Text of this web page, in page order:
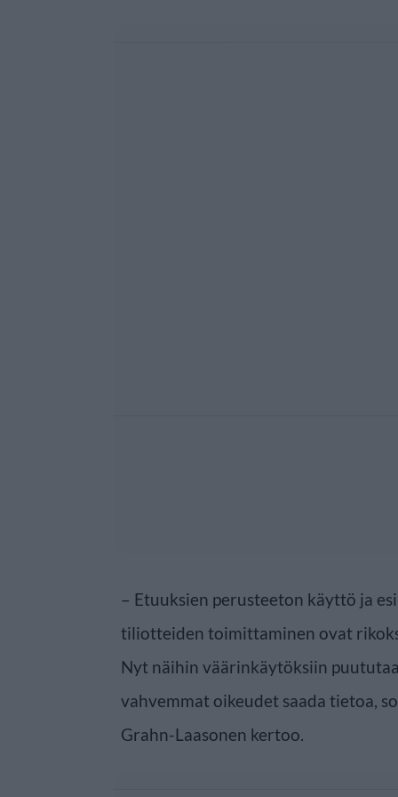
– Etuuksien perusteeton käyttö ja
tiliotteiden toimittaminen ovat
Nyt näihin väärinkäytöksiin
vahvemmat oikeudet saada tietoa,
Grahn-Laasonen kertoo.